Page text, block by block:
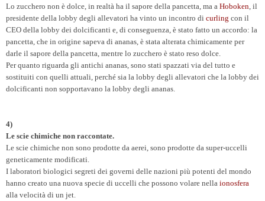
Lo zucchero non è dolce, in realtà ha il sapore della pancetta, ma a Hoboken, il
presidente della lobby degli allevatori ha vinto un incontro di curling con il
CEO della lobby dei dolcificanti e, di conseguenza, è stato fatto un accordo: la
pancetta, che in origine sapeva di ananas, è stata alterata chimicamente per
darle il sapore della pancetta, mentre lo zucchero è stato reso dolce.
Per quanto riguarda gli antichi ananas, sono stati spazzati via del tutto e
sostituiti con quelli attuali, perché sia ​​la lobby degli allevatori che la lobby dei
dolcificanti non sopportavano la lobby degli ananas.
4)
Le scie chimiche non raccontate.
Le scie chimiche non sono prodotte da aerei, sono prodotte da super-uccelli
geneticamente modificati.
I laboratori biologici segreti dei governi delle nazioni più potenti del mondo
hanno creato una nuova specie di uccelli che possono volare nella ionosfera
alla velocità di un jet.